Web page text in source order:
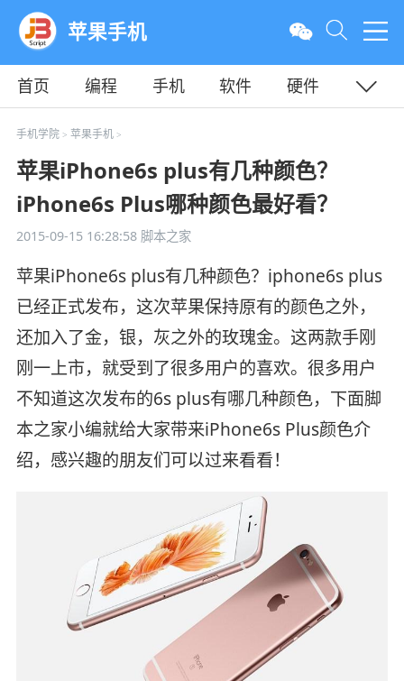
苹果手机
首页 编程 手机 软件
硬件
教程
平面
手机学院> 苹果手机>
苹果iPhone6s plus有几种颜色？
iPhone6s Plus哪种颜色最好看？
2015-09-15 16:28:58脚本之家
苹果iPhone6s plus有几种颜色？iphone6s plus
已经正式发布，这次苹果保持原有的颜色之外，
还加入了金，银，灰之外的玫瑰金。这两款手刚
刚一上市，就受到了很多用户的喜欢。很多用户
不知道这次发布的6s plus有哪几种颜色，下面脚
本之家小编就给大家带来iPhone6s Plus颜色介
绍，感兴趣的朋友们可以过来看看！